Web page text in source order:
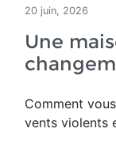
20 juin, 2026
Une
Comment
vents violents